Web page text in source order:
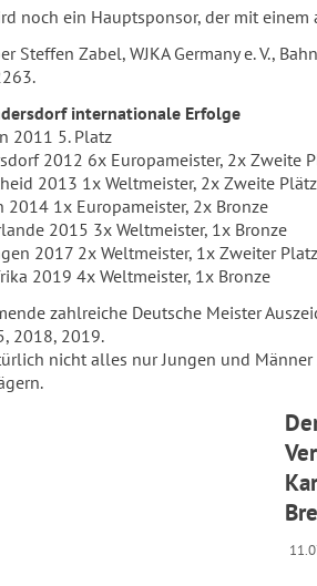
noch ein Hauptsponsor, der mit
Steffen Zabel, WJKA Germany e. V.,
internationale Erfolge
2011 5. Platz
2012 6x Europameister, 2x Zweite
2013 1x Weltmeister, 2x Zweite
2014 1x Europameister, 2x Bronze
2015 3x Weltmeister, 1x Bronze
2017 2x Weltmeister, 1x Zweiter
2019 4x Weltmeister, 1x Bronze
zahlreiche Deutsche Meister
2018, 2019.
nicht alles nur Jungen und